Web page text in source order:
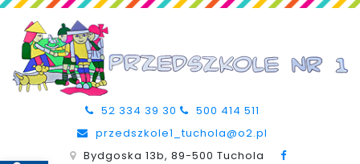
52 334 39 30
500 414 511
przedszkole1_tuchola@o2.pl
Bydgoska 13b, 89-500 Tuchola